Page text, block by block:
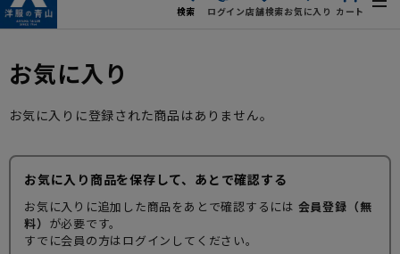
検索 ログイン店舗検索お気に入り カート
お気に入り
お気に入りに登録された商品はありません。
お気に入り商品を保存して、あとで確認する
お気に入りに追加した商品をあとで確認するには 会員登録（無
料） が必要です。
すでに会員の方はログインしてください。